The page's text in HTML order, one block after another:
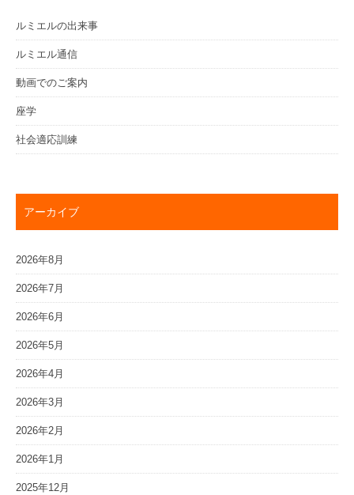
ルミエルの出来事
ルミエル通信
動画でのご案内
座学
社会適応訓練
アーカイブ
2026年8月
2026年7月
2026年6月
2026年5月
2026年4月
2026年3月
2026年2月
2026年1月
2025年12月